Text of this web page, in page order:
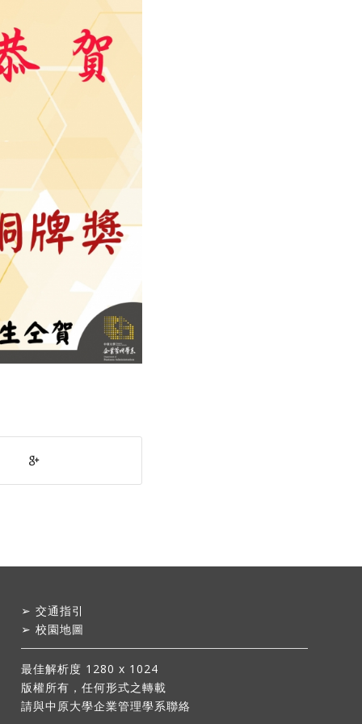
➢交通指引
➢校園地圖
最佳解析度 1280 x 1024
版權所有，任何形式之轉載
請與中原大學企業管理學系聯絡